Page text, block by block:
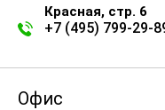
Красная, стр. 6
+7 (495) 799-29-
Офис